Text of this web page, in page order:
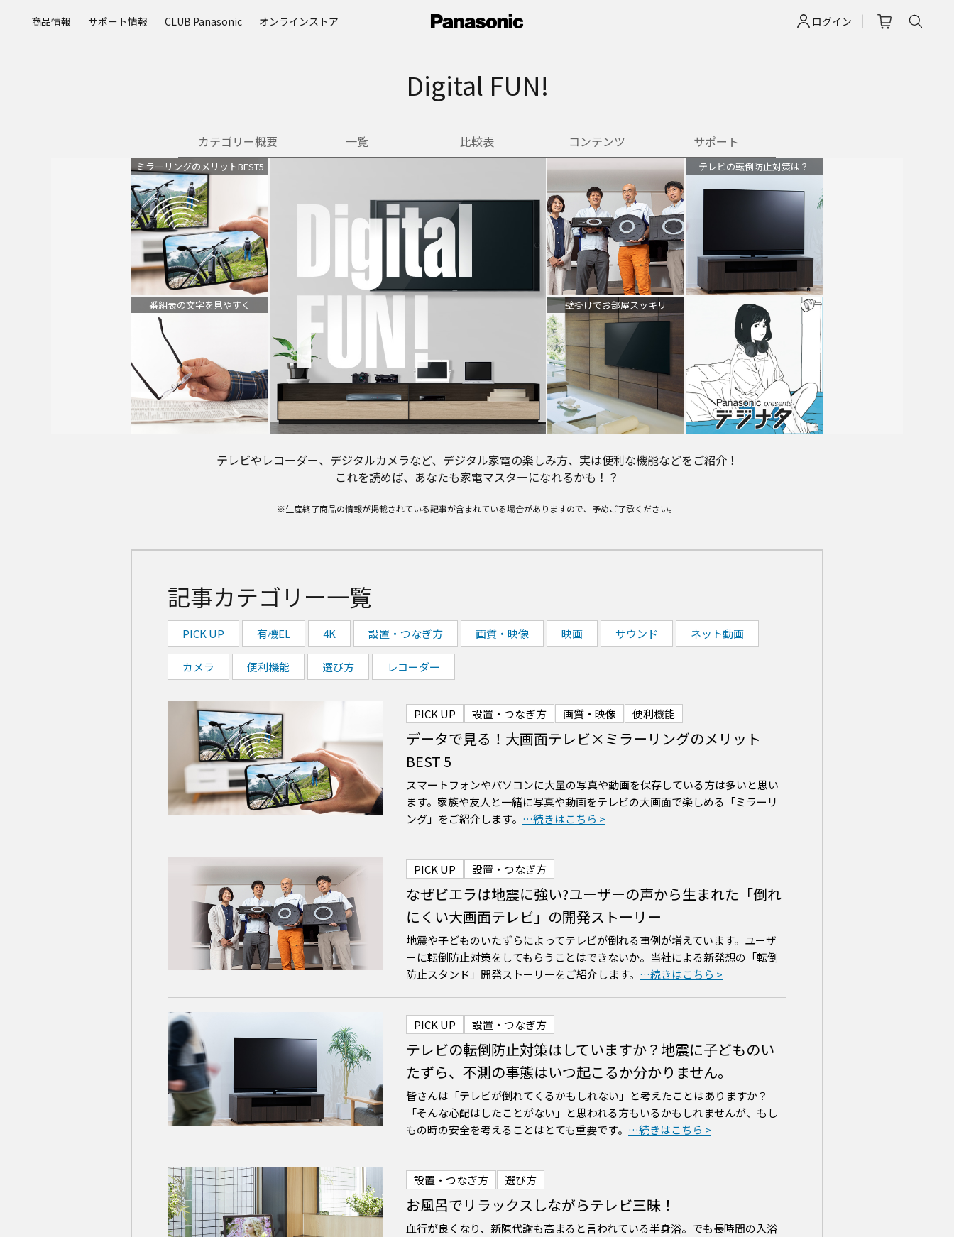
ログイン
商品情報 サポート情報 CLUB Panasonic オンラインストア
Digital FUN!
カテゴリー概要 一覧 比較表 コンテンツ サポート
ミラーリングのメリットBEST5 テレビの転倒防止対策は？
番組表の文字を見やすく 壁掛けでお部屋スッキリ
テレビやレコーダー、デジタルカメラなど、デジタル家電の楽しみ方、実は便利な機能などをご紹介！
これを読めば、あなたも家電マスターになれるかも！？
※生産終了商品の情報が掲載されている記事が含まれている場合がありますので、予めご了承ください。
記事カテゴリー一覧
PICK UP 有機EL 4K 設置・つなぎ方 画質・映像 映画 サウンド ネット動画
カメラ 便利機能 選び方 レコーダー
PICK UP 設置・つなぎ方 画質・映像 便利機能
データで見る！大画面テレビ×ミラーリングのメリット
BEST 5
スマートフォンやパソコンに大量の写真や動画を保存している方は多いと思い
ます。家族や友人と一緒に写真や動画をテレビの大画面で楽しめる「ミラーリ
ング」をご紹介します。
PICK UP 設置・つなぎ方
なぜビエラは地震に強い?ユーザーの声から生まれた「倒れ
にくい大画面テレビ」の開発ストーリー
地震や子どものいたずらによってテレビが倒れる事例が増えています。ユーザ
ーに転倒防止対策をしてもらうことはできないか。当社による新発想の「転倒
防止スタンド」開発ストーリーをご紹介します。
PICK UP 設置・つなぎ方
テレビの転倒防止対策はしていますか？地震に子どものい
たずら、不測の事態はいつ起こるか分かりません。
皆さんは「テレビが倒れてくるかもしれない」と考えたことはありますか？
「そんな心配はしたことがない」と思われる方もいるかもしれませんが、もし
もの時の安全を考えることはとても重要です。
設置・つなぎ方 選び方
お風呂でリラックスしながらテレビ三昧！
血行が良くなり、新陳代謝も高まると言われている半身浴。でも長時間の入浴